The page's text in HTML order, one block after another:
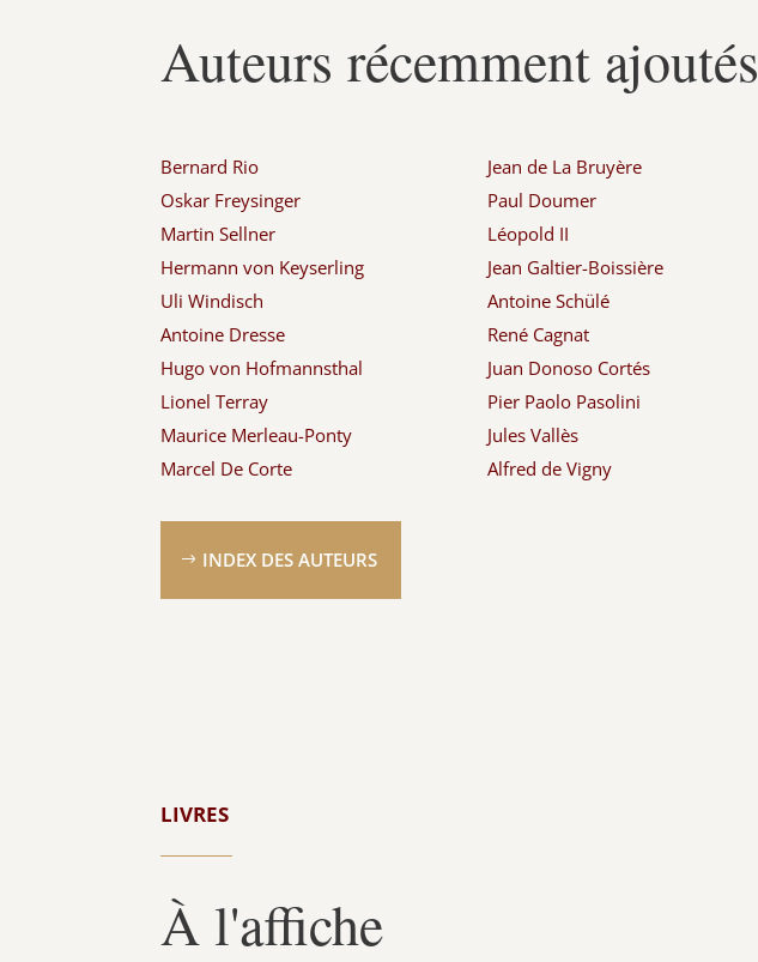
Auteurs récemment ajoutés
Bernard Rio
Oskar Freysinger
Martin Sellner
Hermann von Keyserling
Uli Windisch
Antoine Dresse
Hugo von Hofmannsthal
Lionel Terray
Maurice Merleau-Ponty
Marcel De Corte
Jean de La Bruyère
Paul Doumer
Léopold II
Jean Galtier-Boissière
Antoine Schülé
René Cagnat
Juan Donoso Cortés
Pier Paolo Pasolini
Jules Vallès
Alfred de Vigny
INDEX DES AUTEURS
LIVRES
À l'affiche